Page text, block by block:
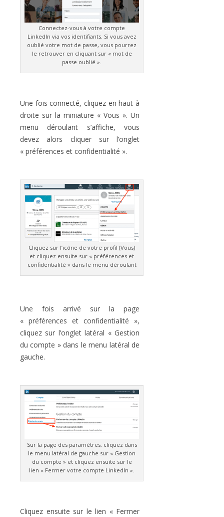
Connectez-vous à votre compte
LinkedIn via vos identifiants. Si vous avez
oublié votre mot de passe, vous pourrez
le retrouver en cliquant sur « mot de
passe oublié ».
Une fois connecté, cliquez en haut à
droite sur la miniature « Vous ». Un
menu déroulant s’affiche, vous
devez alors cliquer sur l’onglet
« préférences et confidentialité ».
Cliquez sur l’icône de votre profil (Vous)
et cliquez ensuite sur « préférences et
confidentialité » dans le menu déroulant
Une fois arrivé sur la page
« préférences et confidentialité »,
cliquez sur l’onglet latéral « Gestion
du compte » dans le menu latéral de
gauche.
Sur la page des paramètres, cliquez dans
le menu latéral de gauche sur « Gestion
du compte » et cliquez ensuite sur le
lien « Fermer votre compte LinkedIn ».
Cliquez ensuite sur le lien « Fermer